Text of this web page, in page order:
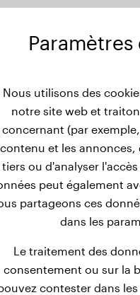
du poids de Apache
Nous utilisons des
notre site web et
concernant (par
contenu et les
tiers ou d'analyser
peut également
partageons ces
dans les
Le traitement des
consentement ou sur la
contester dans